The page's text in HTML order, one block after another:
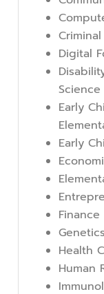
Digital
Science
Early
Early
Finance
Health
Human